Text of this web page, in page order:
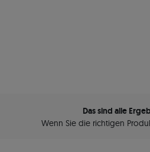
Das sind alle
Wenn Sie die richtigen